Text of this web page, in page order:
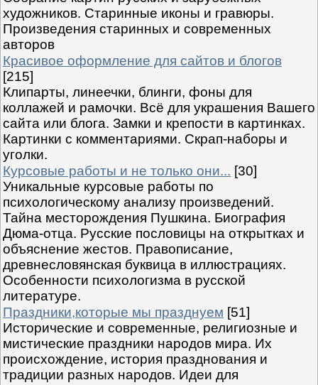
художников. Старинные иконы и гравюры.
Произведения старинных и современных
авторов
Красивое оформление для сайтов и блогов
[215]
Клипарты, линеечки, блинги, фоны для
коллажей и рамочки. Всё для украшения Вашего
сайта или блога. Замки и крепости в картинках.
Картинки с комментариями. Скрап-наборы и
уголки.
Курсовые работы и не только они... [30]
Уникальные курсовые работы по
психологическому анализу произведений.
Тайна месторождения Пушкина. Биография
Дюма-отца. Русские пословицы на открытках и
объяснение жестов. Правописание,
древнесловянская буквица в иллюстрациях.
Особенности психологизма в русской
литературе.
Праздники,которые мы празднуем [51]
Исторические и современные, религиозные и
мистические праздники народов мира. Их
происхождение, история празднования и
традиции разных народов. Идеи для